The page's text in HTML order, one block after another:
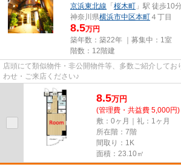
京浜東北線 「 桜木町 」駅 徒歩10
神奈川県横浜市中区本町 ４丁目
8.5万円
築年数：築22年 ｜募集中： 1室
階数：12階建
店頭にて類似物件・非公開物件等、多数ご紹介してお
わせ・ご来店ください♪
8.5万円
(管理費・共益費 5,000円)
敷：0ヶ月｜礼：1ヶ月
所在階：7階
間取り：1K
面積：23.10㎡